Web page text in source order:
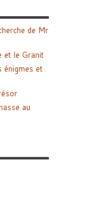
de Mr
et le Granit
énigmes et
au